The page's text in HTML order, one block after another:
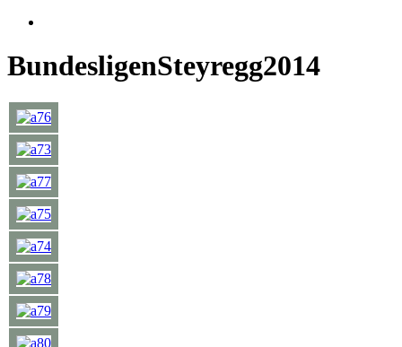
BundesligenSteyregg2014